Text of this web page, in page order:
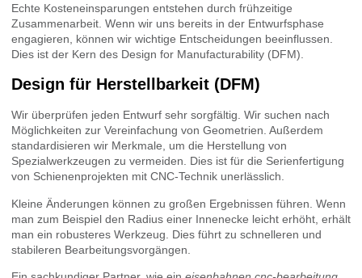
Echte Kosteneinsparungen entstehen durch frühzeitige
Zusammenarbeit. Wenn wir uns bereits in der Entwurfsphase
engagieren, können wir wichtige Entscheidungen beeinflussen.
Dies ist der Kern des Design for Manufacturability (DFM).
Design für Herstellbarkeit (DFM)
Wir überprüfen jeden Entwurf sehr sorgfältig. Wir suchen nach
Möglichkeiten zur Vereinfachung von Geometrien. Außerdem
standardisieren wir Merkmale, um die Herstellung von
Spezialwerkzeugen zu vermeiden. Dies ist für die Serienfertigung
von Schienenprojekten mit CNC-Technik unerlässlich.
Kleine Änderungen können zu großen Ergebnissen führen. Wenn
man zum Beispiel den Radius einer Innenecke leicht erhöht, erhält
man ein robusteres Werkzeug. Dies führt zu schnelleren und
stabileren Bearbeitungsvorgängen.